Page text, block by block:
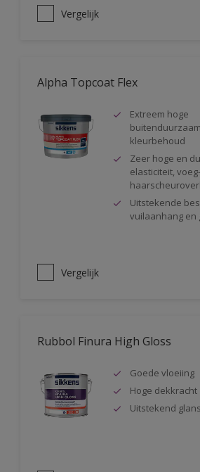
Vergelijk
Alpha Topcoat Flex
Extreem hoge
kleurbehoud
Zeer hoge en
elasticiteit,
Uitstekende
vuilaanhang en
Vergelijk
Rubbol Finura High Gloss
Goede vloeiing
Hoge dekkracht
Uitstekend